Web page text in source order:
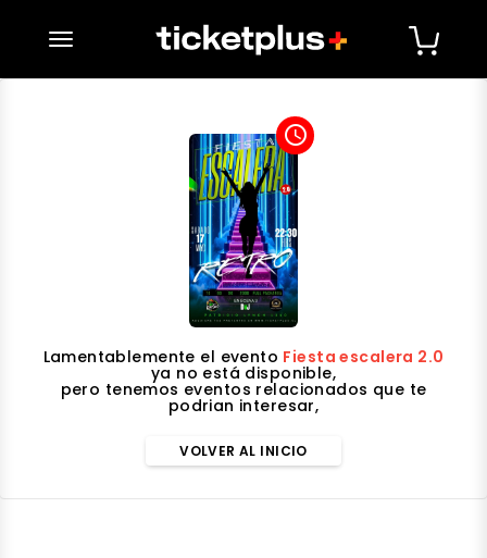
desplegar navegación
access_time
Lamentablemente el evento Fiesta escalera 2.0
ya no está disponible,
pero tenemos eventos relacionados que te
podrian interesar,
VOLVER AL INICIO